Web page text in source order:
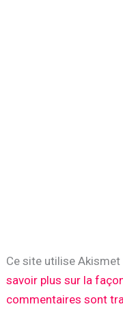
Ce site utilise Akismet
savoir plus sur la
commentaires sont